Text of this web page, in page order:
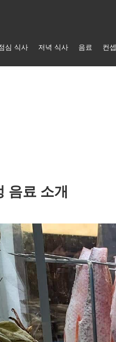
심 식사 저녁 식사 음료 컨셉
음료 소개